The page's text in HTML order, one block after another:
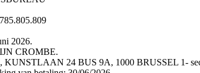
2026.
CROMBE.
KUNSTLAAN 24 BUS 9A, 1000 BRUSSEL 1-